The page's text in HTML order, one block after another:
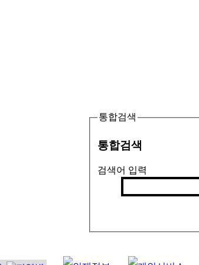
통합검색
통합검색
검색어 입력